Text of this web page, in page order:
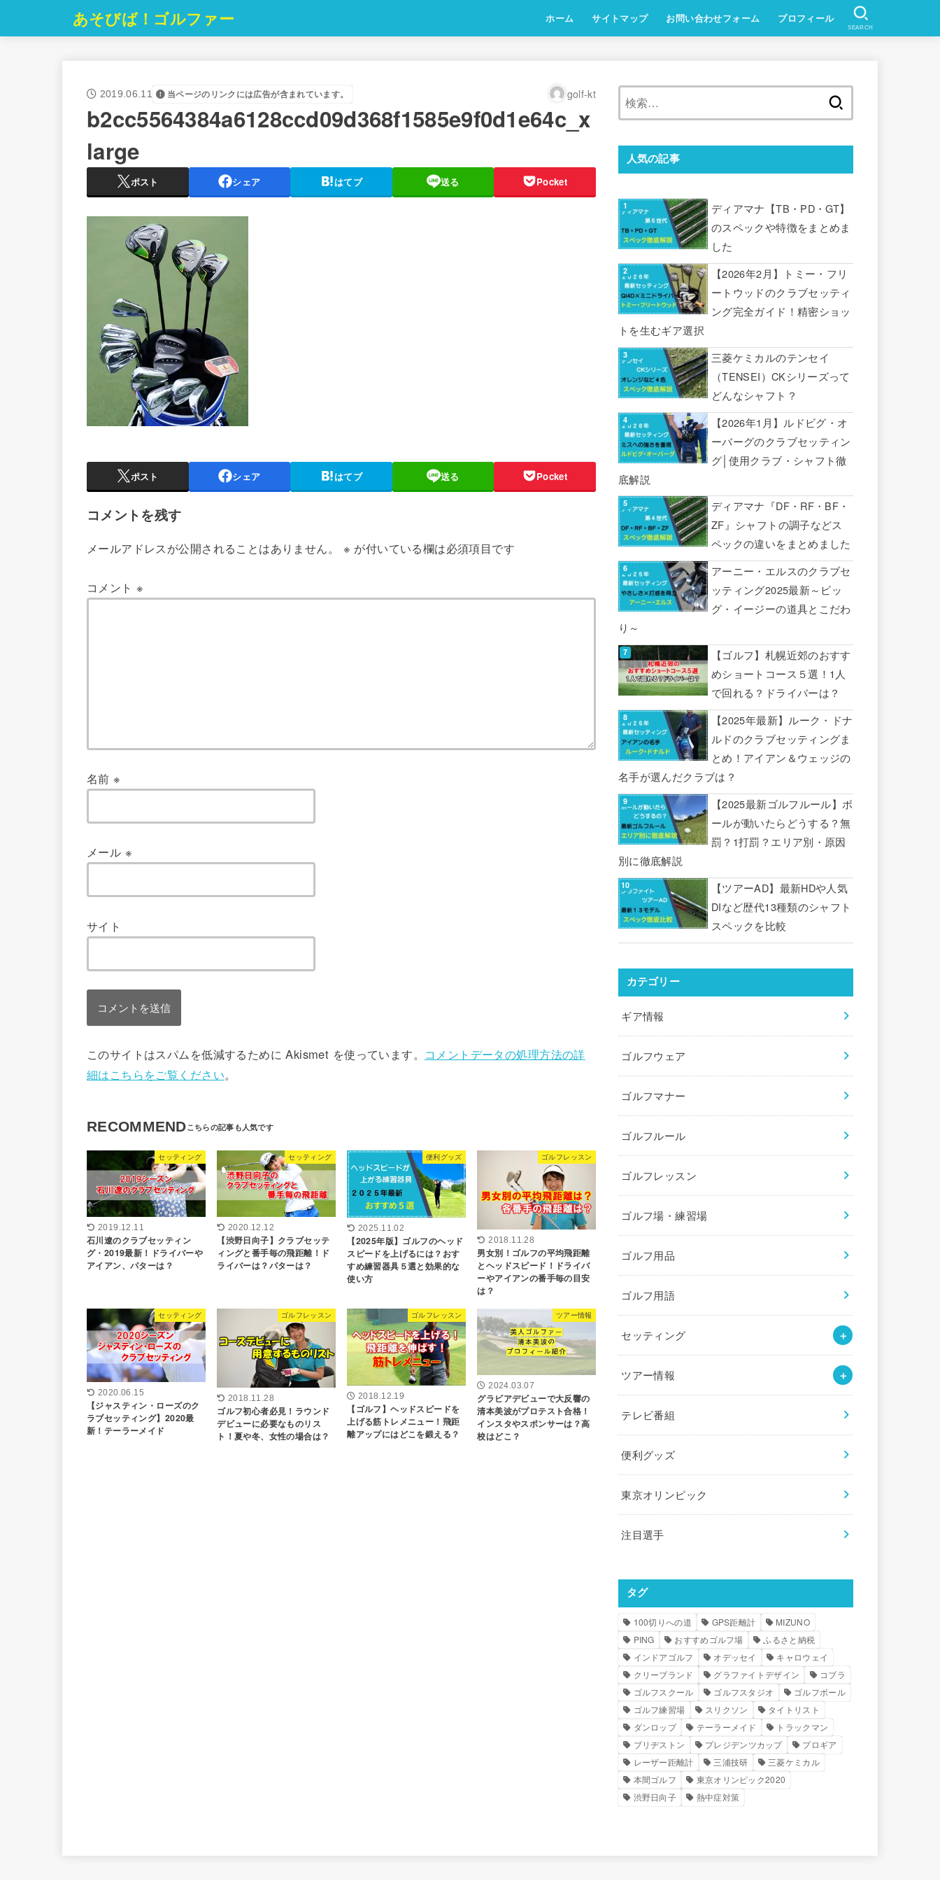
あそびば！ゴルファー ホーム サイトマップ お問い合わせフォーム プロフィール
SEARCH
2019.06.11 当ページのリンクには広告が含まれています。 golf-kt
b2cc5564384a6128ccd09d368f1585e9f0d1e64c_x
large
ポスト シェア はてブ 送る Pocket
ポスト シェア はてブ 送る Pocket
コメントを残す
メールアドレスが公開されることはありません。 ※ が付いている欄は必須項目です
コメント※
名前※
メール ※
サイト
このサイトはスパムを低減するために Akismet を使っています。 コメントデータの処理方法の詳
細はこちらをご覧ください。
RECOMMEND
セッティング
2019.12.11
石川遼のクラブセッティン
グ・2019最新！ドライバーや
アイアン、パターは？
セッティング
2020.12.12
【渋野日向子】クラブセッテ
ィングと番手毎の飛距離！ド
ライバーは？パターは？
便利グッズ
2025.11.02
【2025年版】ゴルフのヘッド
スピードを上げるには？おす
すめ練習器具５選と効果的な
使い方
ゴルフレッスン
2018.11.28
男女別！ゴルフの平均飛距離
とヘッドスピード！ドライバ
ーやアイアンの番手毎の目安
は？
セッティング
2020.06.15
【ジャスティン・ローズのク
ラブセッティング】2020最
新！テーラーメイド
ゴルフレッスン
2018.11.28
ゴルフ初心者必見！ラウンド
デビューに必要なものリス
ト！夏や冬、女性の場合は？
ゴルフレッスン
2018.12.19
【ゴルフ】ヘッドスピードを
上げる筋トレメニュー！飛距
離アップにはどこを鍛える？
ツアー情報
2024.03.07
グラビアデビューで大反響の
清本美波がプロテスト合格！
インスタやスポンサーは？高
校はどこ？
人気の記事
ディアマナ【TB・PD・GT】
のスペックや特徴をまとめま
した
【2026年2月】トミー・フリ
ートウッドのクラブセッティ
ング完全ガイド！精密ショッ
トを生むギア選択
三菱ケミカルのテンセイ
（TENSEI）CKシリーズって
どんなシャフト？
【2026年1月】ルドビグ・オ
ーバーグのクラブセッティン
グ│使用クラブ・シャフト徹
底解説
ディアマナ『DF・RF・BF・
ZF』シャフトの調子などス
ペックの違いをまとめました
アーニー・エルスのクラブセ
ッティング2025最新～ビッ
グ・イージーの道具とこだわ
り～
【ゴルフ】札幌近郊のおすす
めショートコース５選！1人
で回れる？ドライバーは？
【2025年最新】ルーク・ドナ
ルドのクラブセッティングま
とめ！アイアン＆ウェッジの
名手が選んだクラブは？
【2025最新ゴルフルール】ボ
ールが動いたらどうする？無
罰？1打罰？エリア別・原因
別に徹底解説
【ツアーAD】最新HDや人気
DIなど歴代13種類のシャフト
スペックを比較
カテゴリー
ギア情報
ゴルフウェア
ゴルフマナー
ゴルフルール
ゴルフレッスン
ゴルフ場・練習場
ゴルフ用品
ゴルフ用語
セッティング
ツアー情報
テレビ番組
便利グッズ
東京オリンピック
注目選手
タグ
100切りへの道 GPS距離計
MIZUNO
PING
おすすめゴルフ場
ふるさと納税
インドアゴルフ
オデッセイ
キャロウェイ
クリーブランド
グラファイトデザイン
コブラ
ゴルフスクール
ゴルフスタジオ
ゴルフボール
ゴルフ練習場
スリクソン
タイトリスト
ダンロップ
テーラーメイド
トラックマン
ブリヂストン
プレジデンツカップ
プロギア
レーザー距離計
三浦技研
三菱ケミカル
本間ゴルフ
東京オリンピック2020
渋野日向子
熱中症対策